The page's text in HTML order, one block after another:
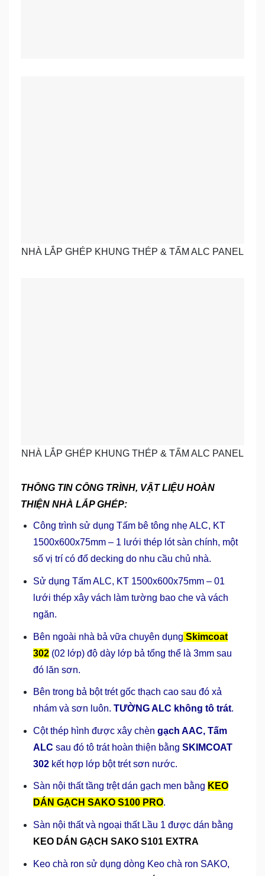
NHÀ LẮP GHÉP KHUNG THÉP & TẤM ALC PANEL
NHÀ LẮP GHÉP KHUNG THÉP & TẤM ALC PANEL
THÔNG TIN CÔNG TRÌNH, VẬT LIỆU HOÀN
THIỆN NHÀ LẮP GHÉP:
Công trình sử dụng Tấm bê tông nhẹ ALC, KT
1500x600x75mm – 1 lưới thép lót sàn chính, một
số vị trí có đổ decking do nhu cầu chủ nhà.
Sử dụng Tấm ALC, KT 1500x600x75mm – 01
lưới thép xây vách làm tường bao che và vách
ngăn.
Bên ngoài nhà bả vữa chuyên dụng Skimcoat
302(02 lớp) độ dày lớp bả tổng thể là 3mm sau
đó lăn sơn.
Bên trong bả bột trét gốc thạch cao sau đó xả
nhám và sơn luôn. TƯỜNG ALC không tô trát.
Cột thép hình được xây chèn gạch AAC, Tấm
ALC sau đó tô trát hoàn thiện bằng SKIMCOAT
302kết hợp lớp bột trét sơn nước.
Sàn nội thất tầng trệt dán gạch men bằng KEO
DÁN GẠCH SAKO S100 PRO.
Sàn nội thất và ngoại thất Lầu 1 được dán bằng
KEO DÁN GẠCH SAKO S101 EXTRA
Keo chà ron sử dụng dòng Keo chà ron SAKO,